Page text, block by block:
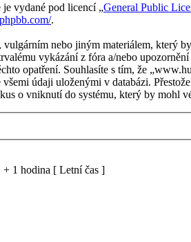
je vydané pod licencí „General Public
.
nebo jiným materiálem, který
vykázání z fóra a/nebo
opatření. Souhlasíte s tím, že
údaji uloženými v databázi.
o vniknutí do systému, který by mohl
1 hodina [ Letní čas ]